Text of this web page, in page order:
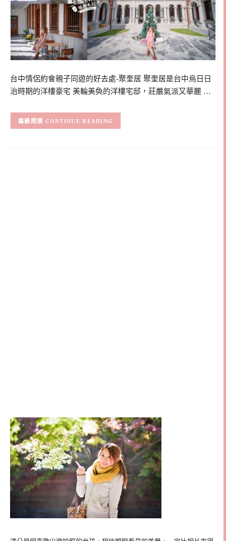
台中情侶約會親子同遊的好去處-聚奎居 聚奎居是台中烏日日
治時期的洋樓豪宅 美輪美奐的洋樓宅邸，莊嚴氣派又華麗 …
CONTINUE READING